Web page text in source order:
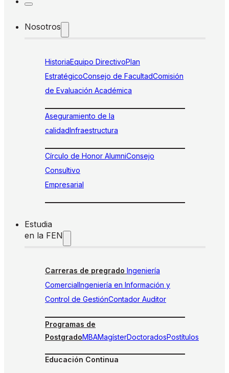
Nosotros
HistoriaEquipo DirectivoPlan
EstratégicoConsejo de FacultadComisión
de Evaluación Académica
Aseguramiento de la
calidadInfraestructura
Círculo de Honor AlumniConsejo
Consultivo
Empresarial
Estudia
en la FEN
Carreras de pregrado Ingeniería
ComercialIngeniería en Información y
Control de GestiónContador Auditor
Programas de
PostgradoMBAMagísterDoctoradosPostítulos
Educación Continua